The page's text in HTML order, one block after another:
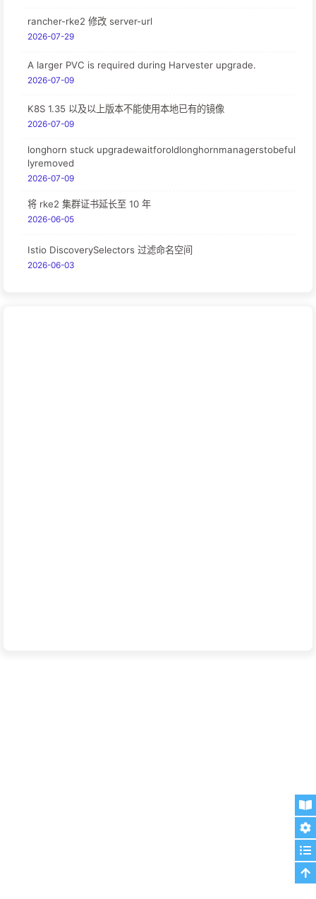
rancher-rke2 修改 server-url
2026-07-29
A larger PVC is required during Harvester upgrade.
2026-07-09
K8S 1.35 以及以上版本不能使用本地已有的镜像
2026-07-09
longhorn stuck upgradewaitforoldlonghornmanagerstobeful
lyremoved
2026-07-09
将 rke2 集群证书延长至 10 年
2026-06-05
Istio DiscoverySelectors 过滤命名空间
2026-06-03